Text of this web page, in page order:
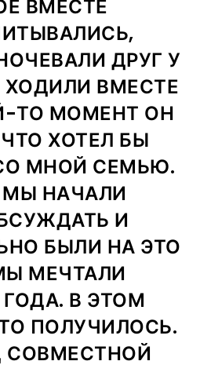
ВМЕСТЕ
ДРУГ У
ХОДИЛИ ВМЕСТЕ
ТО МОМЕНТ ОН
ХОТЕЛ БЫ
МНОЙ СЕМЬЮ.
МЫ НАЧАЛИ
И
БЫЛИ НА ЭТО
МЕЧТАЛИ
В ЭТОМ
ПОЛУЧИЛОСЬ.
СОВМЕСТНОЙ